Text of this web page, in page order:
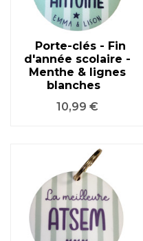
Porte-clés - Fin
d'année scolaire -
Menthe & lignes
blanches
Prix
10,99 €